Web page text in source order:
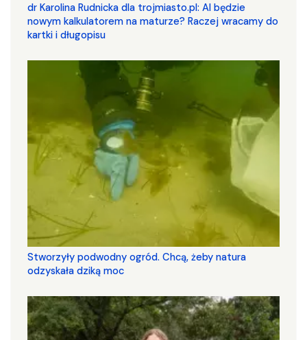
dr Karolina Rudnicka dla trojmiasto.pl: AI będzie
nowym kalkulatorem na maturze? Raczej wracamy do
kartki i długopisu
Stworzyły podwodny ogród. Chcą, żeby natura
odzyskała dziką moc